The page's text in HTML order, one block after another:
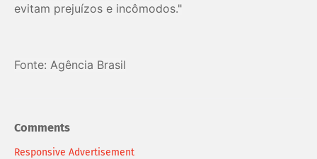
evitam prejuízos e incômodos."
Fonte: Agência Brasil
Comments
Responsive Advertisement